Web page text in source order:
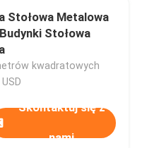
Stołowa Metalowa
Stołowa
kwadratowych
Skontaktuj się z
nami